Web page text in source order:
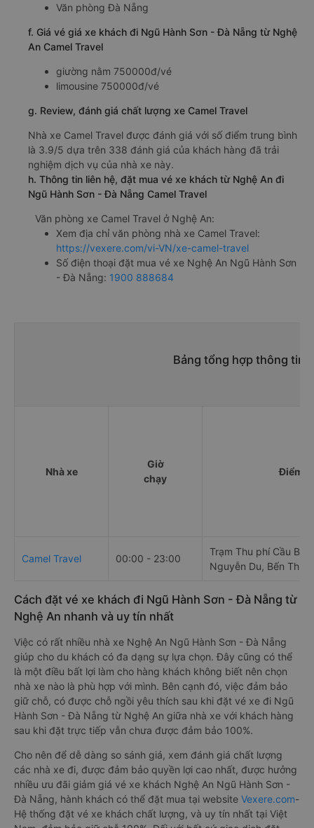
Văn phòng Đà Nẵng
f. Giá vé giá xe khách đi Ngũ Hành Sơn - Đà Nẵng từ Nghệ
An Camel Travel
giường nằm 750000đ/vé
limousine 750000đ/vé
g. Review, đánh giá chất lượng xe Camel Travel
Nhà xe Camel Travel được đánh giá với số điểm trung bình
là 3.9/5 dựa trên 338 đánh giá của khách hàng đã trải
nghiệm dịch vụ của nhà xe này.
h. Thông tin liên hệ, đặt mua vé xe khách từ Nghệ An đi
Ngũ Hành Sơn - Đà Nẵng Camel Travel
Văn phòng xe Camel Travel ở Nghệ An:
Xem địa chỉ văn phòng nhà xe Camel Travel:
https://vexere.com/vi-VN/xe-camel-travel
Số điện thoại đặt mua vé xe Nghệ An Ngũ Hành Sơn
- Đà Nẵng: 1900 888684
Bảng tổng hợp thông tin
Nhà xe
Giờ
chạy
Điểm đi
Camel Travel 00:00 - 23:00
Trạm Thu phí Cầu
Nguyễn Du, Bến
Cách đặt vé xe khách đi Ngũ Hành Sơn - Đà Nẵng từ
Nghệ An nhanh và uy tín nhất
Việc có rất nhiều nhà xe Nghệ An Ngũ Hành Sơn - Đà Nẵng
giúp cho du khách có đa dạng sự lựa chọn. Đây cũng có thể
là một điều bất lợi làm cho hàng khách không biết nên chọn
nhà xe nào là phù hợp với mình. Bên cạnh đó, việc đảm bảo
giữ chỗ, có được chỗ ngồi yêu thích sau khi đặt vé xe đi Ngũ
Hành Sơn - Đà Nẵng từ Nghệ An giữa nhà xe với khách hàng
sau khi đặt trực tiếp vẫn chưa được đảm bảo 100%.
Cho nên để dễ dàng so sánh giá, xem đánh giá chất lượng
các nhà xe đi, được đảm bảo quyền lợi cao nhất, được hưởng
nhiều ưu đãi giảm giá vé xe khách Nghệ An Ngũ Hành Sơn -
Đà Nẵng, hành khách có thể đặt mua tại website Vexere.com-
Hệ thống đặt vé xe khách chất lượng, và uy tín nhất tại Việt